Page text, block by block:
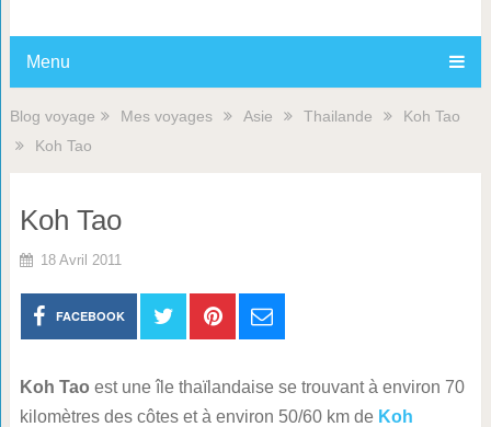
Menu
Blog voyage Mes voyages Asie Thailande
Koh Tao
Koh Tao
Koh Tao
18 Avril 2011
FACEBOOK
Koh Tao est une île thaïlandaise se trouvant à environ 70
kilomètres des côtes et à environ 50/60 km de Koh